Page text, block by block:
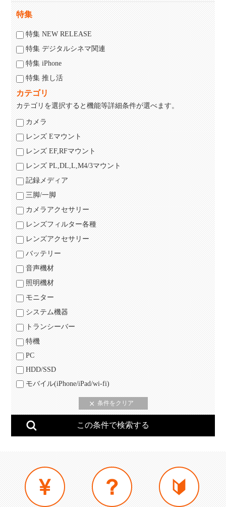
特集
特集 NEW RELEASE
特集 デジタルシネマ関連
特集 iPhone
特集 推し活
カテゴリ
カテゴリを選択すると機能等詳細条件が選べます。
カメラ
レンズ Eマウント
レンズ EF,RFマウント
レンズ PL,DL,L,M4/3マウント
記録メディア
三脚/一脚
カメラアクセサリー
レンズフィルター各種
レンズアクセサリー
バッテリー
音声機材
照明機材
モニター
システム機器
トランシーバー
特機
PC
HDD/SSD
モバイル(iPhone/iPad/wi-fi)